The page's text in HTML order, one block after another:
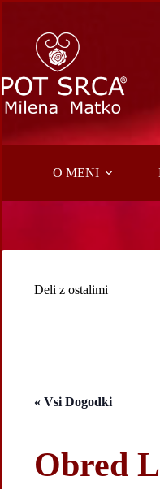
content
O MENI
Deli z ostalimi
« Vsi Dogodki
Obred